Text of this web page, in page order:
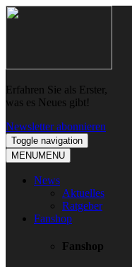
Skip
Skip
Erfahren Sie als Erster,
was es Neues gibt!
Newsletter abonnieren
Toggle navigation
MENUMENU
News
Aktuelles
Ratgeber
Fanshop
Fanshop